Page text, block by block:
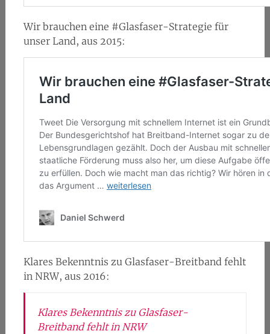
Wir brauchen eine #Glasfaser-Strategie für
unser Land, aus 2015:
Klares Bekenntnis zu Glasfaser-Breitband fehlt
in NRW, aus 2016:
Klares Bekenntnis zu Glasfaser-
Breitband fehlt in NRW